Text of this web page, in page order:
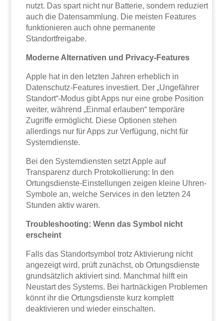
nutzt. Das spart nicht nur Batterie, sondern reduziert
auch die Datensammlung. Die meisten Features
funktionieren auch ohne permanente
Standortfreigabe.
Moderne Alternativen und Privacy-Features
Apple hat in den letzten Jahren erheblich in
Datenschutz-Features investiert. Der „Ungefährer
Standort“-Modus gibt Apps nur eine grobe Position
weiter, während „Einmal erlauben“ temporäre
Zugriffe ermöglicht. Diese Optionen stehen
allerdings nur für Apps zur Verfügung, nicht für
Systemdienste.
Bei den Systemdiensten setzt Apple auf
Transparenz durch Protokollierung: In den
Ortungsdienste-Einstellungen zeigen kleine Uhren-
Symbole an, welche Services in den letzten 24
Stunden aktiv waren.
Troubleshooting: Wenn das Symbol nicht
erscheint
Falls das Standortsymbol trotz Aktivierung nicht
angezeigt wird, prüft zunächst, ob Ortungsdienste
grundsätzlich aktiviert sind. Manchmal hilft ein
Neustart des Systems. Bei hartnäckigen Problemen
könnt ihr die Ortungsdienste kurz komplett
deaktivieren und wieder einschalten.